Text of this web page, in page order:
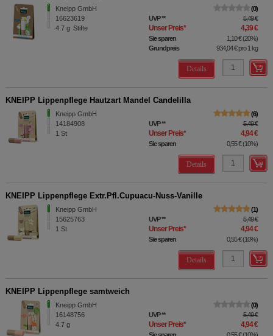
Kneipp GmbH
16623619
4.7 g Stifte
0
UVP** 5,49 €
Unser Preis* 4,39 €
Sie sparen 1,10 €(20%)
Grundpreis
934,04 €pro 1 kg
Details
KNEIPP Lippenpflege Hautzart Mandel Candelilla
Kneipp GmbH
14184908
1 St
6
UVP** 5,49 €
Unser Preis* 4,94 €
Sie sparen 0,55 €(10%)
Details
KNEIPP Lippenpflege Extr.Pfl.Cupuacu-Nuss-Vanille
Kneipp GmbH
15625763
1 St
1
UVP** 5,49 €
Unser Preis* 4,94 €
Sie sparen 0,55 €(10%)
Details
KNEIPP Lippenpflege samtweich
Kneipp GmbH
16148756
4.7 g
0
UVP** 5,49 €
Unser Preis* 4,94 €